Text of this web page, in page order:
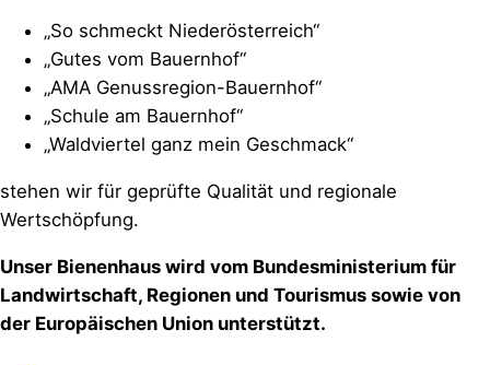
„So schmeckt Niederösterreich“
„Gutes vom Bauernhof“
„AMA Genussregion-Bauernhof“
„Schule am Bauernhof“
„Waldviertel ganz mein Geschmack“
stehen wir für geprüfte Qualität und regionale
Wertschöpfung.
Unser Bienenhaus wird vom Bundesministerium für
Landwirtschaft, Regionen und Tourismus sowie von
der Europäischen Union unterstützt.